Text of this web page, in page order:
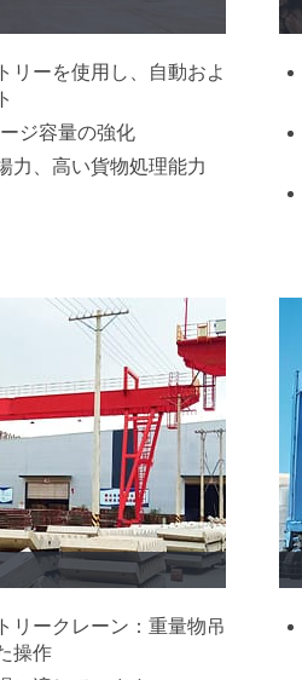
リーを使用し、自動およ
ジ容量の強化
力、高い貨物処理能力
リークレーン：重量物吊
操作